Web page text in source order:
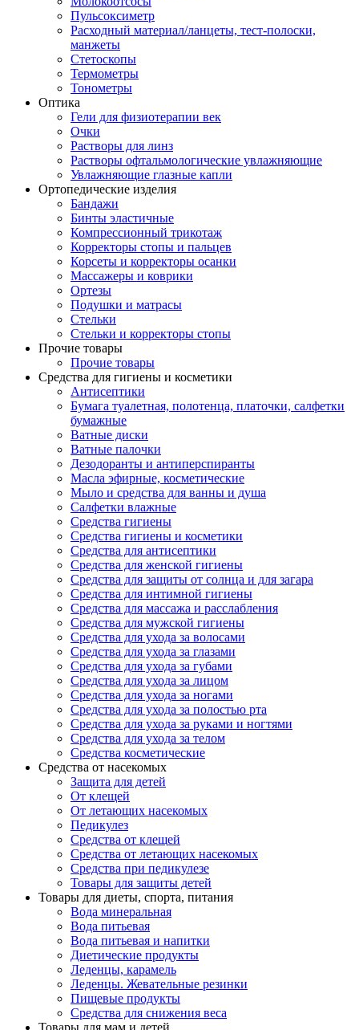
Пульсоксиметр
Расходный материал/ланцеты, тест-полоски,
манжеты
Стетоскопы
Термометры
Тонометры
Оптика
Гели для физиотерапии век
Очки
Растворы для линз
Растворы офтальмологические увлажняющие
Увлажняющие глазные капли
Ортопедические изделия
Бандажи
Бинты эластичные
Компрессионный трикотаж
Корректоры стопы и пальцев
Корсеты и корректоры осанки
Массажеры и коврики
Ортезы
Подушки и матрасы
Стельки
Стельки и корректоры стопы
Прочие товары
Прочие товары
Средства для гигиены и косметики
Антисептики
Бумага туалетная, полотенца, платочки, салфетки
бумажные
Ватные диски
Ватные палочки
Дезодоранты и антиперспиранты
Масла эфирные, косметические
Мыло и средства для ванны и душа
Салфетки влажные
Средства гигиены
Средства гигиены и косметики
Средства для антисептики
Средства для женской гигиены
Средства для защиты от солнца и для загара
Средства для интимной гигиены
Средства для массажа и расслабления
Средства для мужской гигиены
Средства для ухода за волосами
Средства для ухода за глазами
Средства для ухода за губами
Средства для ухода за лицом
Средства для ухода за ногами
Средства для ухода за полостью рта
Средства для ухода за руками и ногтями
Средства для ухода за телом
Средства косметические
Средства от насекомых
Защита для детей
От клещей
От летающих насекомых
Педикулез
Средства от клещей
Средства от летающих насекомых
Средства при педикулезе
Товары для защиты детей
Товары для диеты, спорта, питания
Вода минеральная
Вода питьевая
Вода питьевая и напитки
Диетические продукты
Леденцы, карамель
Леденцы. Жевательные резинки
Пищевые продукты
Средства для снижения веса
Товары для мам и детей